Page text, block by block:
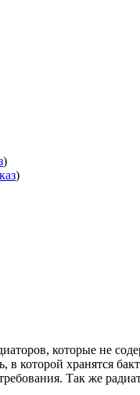
)
)
которые не
которой хранятся
Так же